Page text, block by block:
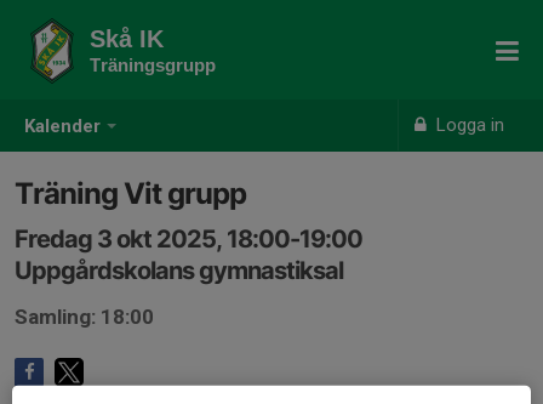
Kalender Logga in
Skå IK
Träningsgrupp
Träning Vit grupp
Fredag 3 okt 2025, 18:00-19:00
Uppgårdskolans gymnastiksal
Samling: 18:00